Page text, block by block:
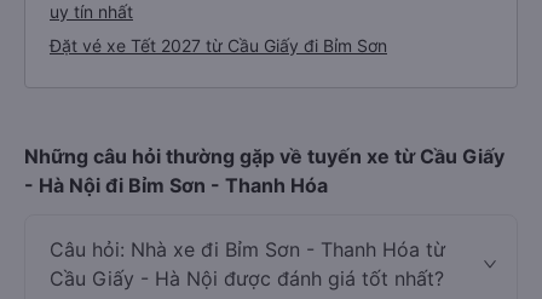
uy tín nhất
Đặt vé xe Tết 2027 từ Cầu Giấy đi Bỉm Sơn
Những câu hỏi thường gặp về tuyến xe từ Cầu Giấy
- Hà Nội đi Bỉm Sơn - Thanh Hóa
Câu hỏi: Nhà xe đi Bỉm Sơn - Thanh Hóa từ
Cầu Giấy - Hà Nội được đánh giá tốt nhất?